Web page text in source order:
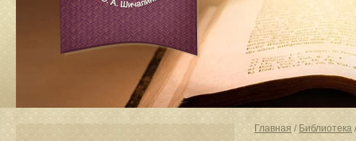
Главная / Библиотека